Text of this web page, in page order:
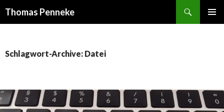
Thomas Penneke
Schlagwort-Archive: Datei